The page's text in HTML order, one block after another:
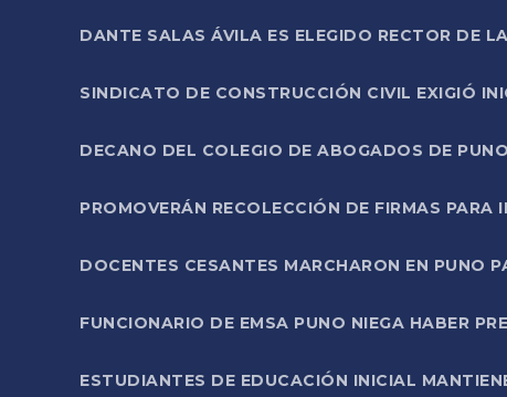
DANTE SALAS ÁVILA ES ELEGIDO RECTOR DE
SINDICATO DE CONSTRUCCIÓN CIVIL EXIGIÓ
DECANO DEL COLEGIO DE ABOGADOS DE
PROMOVERÁN RECOLECCIÓN DE FIRMAS
DOCENTES CESANTES MARCHARON EN PUNO
FUNCIONARIO DE EMSA PUNO NIEGA HABER
ESTUDIANTES DE EDUCACIÓN INICIAL